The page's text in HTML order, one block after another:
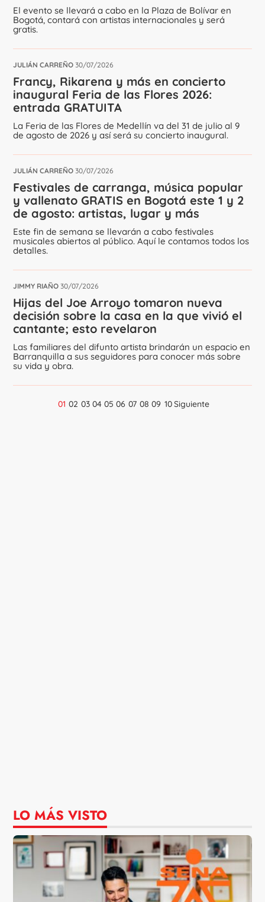
El evento se llevará a cabo en la Plaza de Bolívar en
Bogotá, contará con artistas internacionales y será
gratis.
JULIÁN CARREÑO 30/07/2026
Francy, Rikarena y más en concierto
inaugural Feria de las Flores 2026:
entrada GRATUITA
La Feria de las Flores de Medellín va del 31 de julio al 9
de agosto de 2026 y así será su concierto inaugural.
JULIÁN CARREÑO 30/07/2026
Festivales de carranga, música popular
y vallenato GRATIS en Bogotá este 1 y 2
de agosto: artistas, lugar y más
Este fin de semana se llevarán a cabo festivales
musicales abiertos al público. Aquí le contamos todos los
detalles.
JIMMY RIAÑO 30/07/2026
Hijas del Joe Arroyo tomaron nueva
decisión sobre la casa en la que vivió el
cantante; esto revelaron
Las familiares del difunto artista brindarán un espacio en
Barranquilla a sus seguidores para conocer más sobre
su vida y obra.
01 02 03 04 05 06 07 08 09 10Siguiente
LO MÁS VISTO